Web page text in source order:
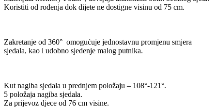
Koristiti od rođenja dok dijete ne dostigne visinu od 75 cm.
Zakretanje od 360° omogućuje jednostavnu promjenu smjera
sjedala, kao i udobno sjedenje malog putnika.
Kut nagiba sjedala u prednjem položaju – 108°-121°.
5 položaja nagiba sjedala.
Za prijevoz djece od 76 cm visine.